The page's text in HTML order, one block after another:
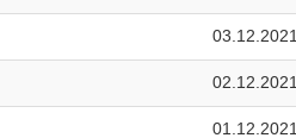
03.12.2021
02.12.2021
01.12.2021